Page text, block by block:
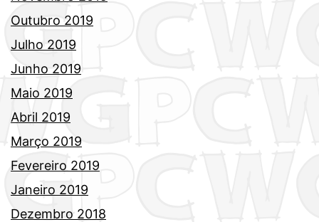
Outubro 2019
Julho 2019
Junho 2019
Maio 2019
Abril 2019
Março 2019
Fevereiro 2019
Janeiro 2019
Dezembro 2018